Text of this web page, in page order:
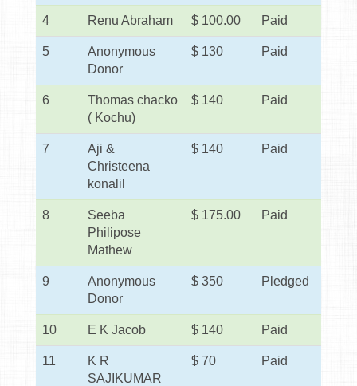
4 Renu Abraham $ 100.00 Paid
5
Anonymous
Donor
$ 130 Paid
6
Thomas chacko
( Kochu)
$ 140 Paid
7
Aji &
Christeena
konalil
$ 140 Paid
8
Seeba
Philipose
Mathew
$ 175.00 Paid
9
Anonymous
Donor
$ 350 Pledged
10 E K Jacob $ 140 Paid
11
K R
SAJIKUMAR
$ 70 Paid